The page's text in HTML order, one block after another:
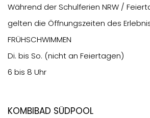
Während der Schulferien NRW /
gelten die Öffnungszeiten des
FRÜHSCHWIMMEN
Di. bis So. (nicht an Feiertagen)
6 bis 8 Uhr
Kombibad Südpool